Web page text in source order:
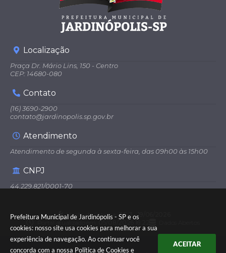
Prefeitura Municipal de Jardinópolis - SP e os
cookies: nosso site usa cookies para melhorar a sua
experiência de navegação. Ao continuar você
concorda com a nossa Política de Cookies e
ACEITAR
Localização
Praça Dr. Mário Lins, 150 - Centro
CEP: 14680-080
Contato
(16) 3690-2900
contato@jardinopolis.sp.gov.br
Atendimento
Atendimento de segunda à sexta-feira, das 09h00 às 15h00
CNPJ
44.229.821/0001-70
Versão do Sistema: 3.5.3 - 19/06/2026
Portal atualizado em:
05/08/2026 16:22